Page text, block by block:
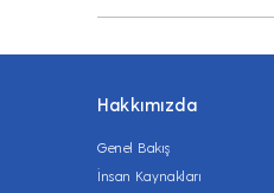
Hakkımızda
Genel Bakış
İnsan Kaynakları